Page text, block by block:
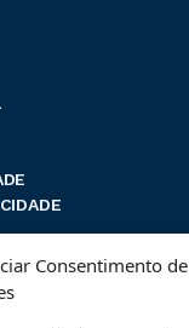
Consentimento de